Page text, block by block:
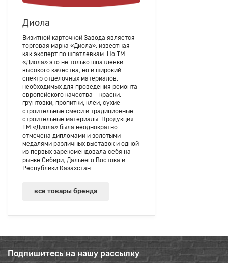
Диола
Визитной карточкой Завода является
торговая марка «Диола», известная
как эксперт по шпатлевкам. Но ТМ
«Диола» это не только шпатлевки
высокого качества, но и широкий
спектр отделочных материалов,
необходимых для проведения ремонта
европейского качества – краски,
грунтовки, пропитки, клеи, сухие
строительные смеси и традиционные
строительные материалы. Продукция
ТМ «Диола» была неоднократно
отмечена дипломами и золотыми
медалями различных выставок и одной
из первых зарекомендовала себя на
рынке Сибири, Дальнего Востока и
Республики Казахстан.
все товары бренда
Подпишитесь на нашу рассылку